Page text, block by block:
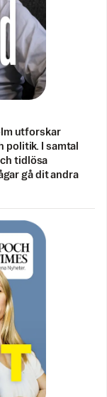
utforskar
I samtal
tidlösa
gå dit andra